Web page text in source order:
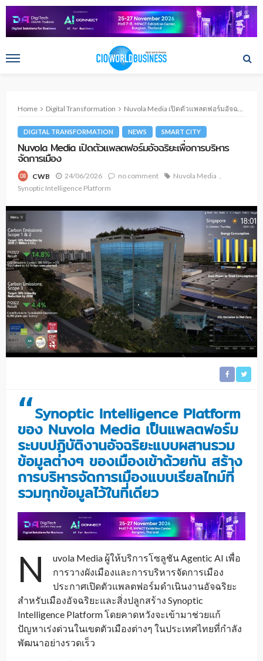
Home Digital Transformation Nuvola Media เปิดตัวแพลตฟอร์มอัจฉริยะเพื่อการบริหารจัดการเมือง
DIGITAL TRANSFORMATION NEWS SMART CITY
Nuvola Media เปิดตัวแพลตฟอร์มอัจฉริยะเพื่อการบริหาร
จัดการเมือง
CWB 24/06/2026 no comment
Nuvola Media
Synoptic Intelligence Platform
“Synoptic Intelligence Platform
ของ Nuvola Media เป็นแพลตฟอร์ม
ระบบปฏิบัติงานอัจฉริยะแบบผสานรวม
ข้อมูลต่างๆ ของเมืองเข้าด้วยกัน สร้าง
การบริหารจัดการเมืองแบบเรียลไทม์ที่
รวมทุกข้อมูลไว้ในที่เดียว
N
uvola Media ผู้ให้บริการโซลูชัน Agentic AI เพื่อ
การวางผังเมืองและการบริหารจัดการเมือง
ประกาศเปิดตัวแพลตฟอร์มดำเนินงานอัจฉริยะ
สำหรับเมืองอัจฉริยะและสิ่งปลูกสร้าง Synoptic
Intelligence Platform โดยคาดหวังจะเข้ามาช่วยแก้
ปัญหาเร่งด่วนในเขตตัวเมืองต่างๆ ในประเทศไทยที่กำลัง
พัฒนาอย่างรวดเร็ว